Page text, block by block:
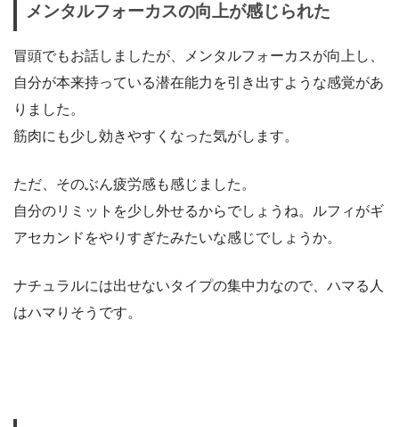
メンタルフォーカスの向上が感じられた
冒頭でもお話しましたが、メンタルフォーカスが向上し、
自分が本来持っている潜在能力を引き出すような感覚があ
りました。
筋肉にも少し効きやすくなった気がします。
ただ、そのぶん疲労感も感じました。
自分のリミットを少し外せるからでしょうね。ルフィがギ
アセカンドをやりすぎたみたいな感じでしょうか。
ナチュラルには出せないタイプの集中力なので、ハマる人
はハマりそうです。